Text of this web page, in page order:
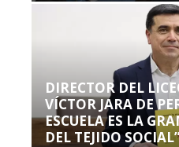
DIRECTOR DEL
VÍCTOR JARA DE
ESCUELA ES LA
DEL TEJIDO